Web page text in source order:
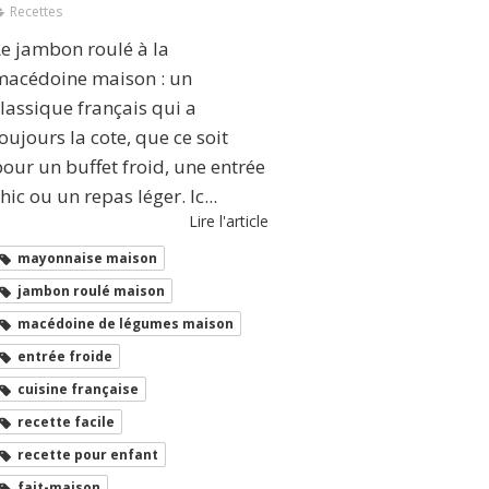
Recettes
jambon roulé à la
maison : un
français qui a
la cote, que ce soit
un buffet froid, une entrée
ou un repas léger. Ic...
Lire l'article
mayonnaise maison
jambon roulé maison
macédoine de légumes maison
entrée froide
cuisine française
recette facile
recette pour enfant